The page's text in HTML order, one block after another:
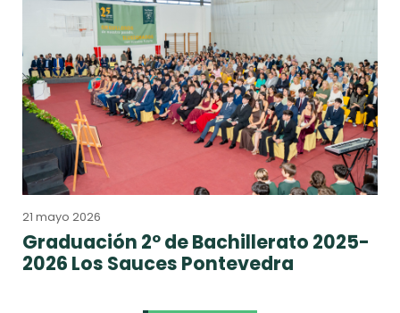
21 mayo 2026
Graduación 2º de Bachillerato 2025-
2026 Los Sauces Pontevedra